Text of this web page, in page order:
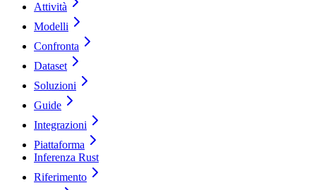
Attività
Modelli
Confronta
Dataset
Soluzioni
Guide
Integrazioni
Piattaforma
Inferenza Rust
Riferimento